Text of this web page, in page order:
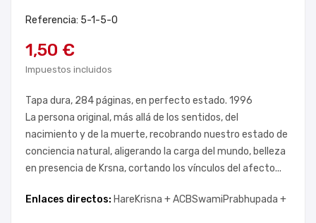
Referencia: 5-1-5-0
1,50 €
Impuestos incluidos
Tapa dura, 284 páginas, en perfecto estado. 1996
La persona original, más allá de los sentidos, del
nacimiento y de la muerte, recobrando nuestro estado de
conciencia natural, aligerando la carga del mundo, belleza
en presencia de Krsna, cortando los vínculos del afecto...
Enlaces directos: HareKrisna +ACBSwamiPrabhupada +